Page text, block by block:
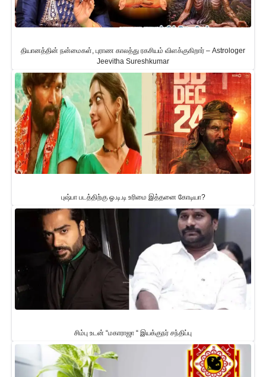
தியானத்தின் நன்மைகள், புராண காலத்து ரகசியம் விளக்குகிறார் – Astrologer
Jeevitha Sureshkumar
புஷ்பா படத்திற்கு ஓ.டி.டி உரிமை இத்தனை கோடியா?
சிம்பு உடன் “மகாராஜா “ இயக்குநர் சந்திப்பு